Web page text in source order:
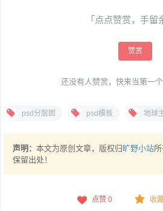
「点点赞赏，手留
赞赏
还没有人赞赏，快来当第一个
psd分层图 psd模板 地球
声明： 本文为原创文章，版权归 旷野小站
保留出处！
点赞 0 收